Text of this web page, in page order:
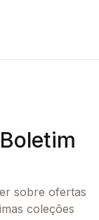
sobre ofertas
coleções